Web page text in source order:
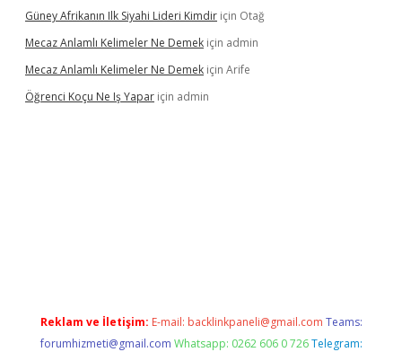
Güney Afrikanın Ilk Siyahi Lideri Kimdir için Otağ
Mecaz Anlamlı Kelimeler Ne Demek için admin
Mecaz Anlamlı Kelimeler Ne Demek için Arife
Öğrenci Koçu Ne Iş Yapar için admin
Reklam ve İletişim: E-mail: backlinkpaneli@gmail.com Teams:
forumhizmeti@gmail.com Whatsapp: 0262 606 0 726 Telegram: